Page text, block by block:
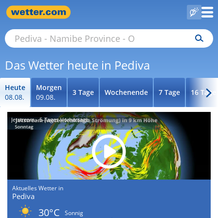
Das Wetter heute in Pediva
Heute
08.08.
Morgen
09.08.
3 Tage Wochenende 7 Tage 16 Tage
Jetstream - 5-Tages-Vorhersage
Aktuelles Wetter in
Pediva
30°C
Sonnig